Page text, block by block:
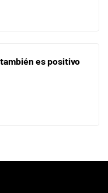
es positivo